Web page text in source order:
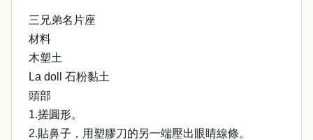
三兄弟名片座
材料
木塑土
La doll 石粉黏土
頭部
1.搓圓形。
2.貼鼻子，用塑膠刀的另一端壓出眼睛線條。